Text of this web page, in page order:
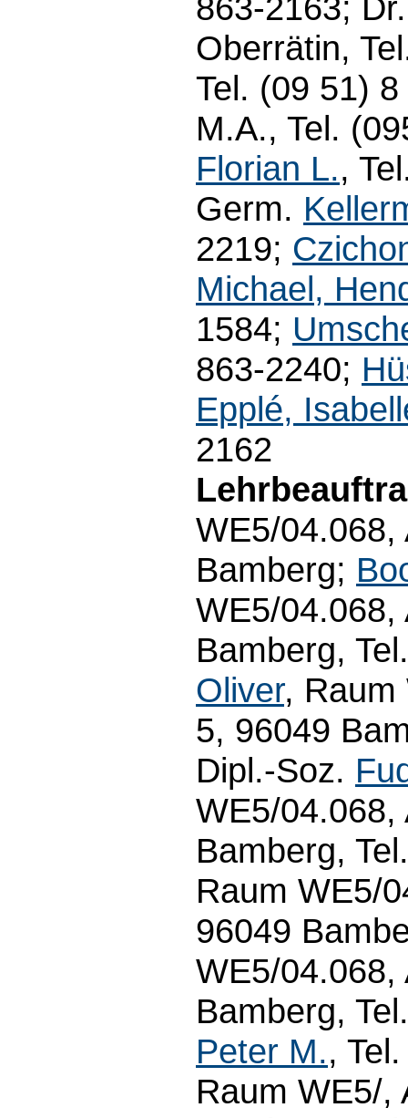
Oberrätin,
Tel. (09 51)
M.A., Tel.
Florian L.,
Germ.
2219;
Michael,
1584;
863-2240;
Epplé,
2162
WE5/04.068,
Bamberg;
WE5/04.068,
Bamberg,
Oliver, Raum
5, 96049
Dipl.-Soz.
WE5/04.068,
Bamberg,
Raum WE5/
96049
WE5/04.068,
Bamberg,
Peter M.,
Raum WE5/,